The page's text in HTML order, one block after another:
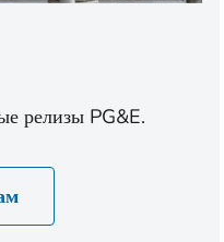
релизы PG&E.